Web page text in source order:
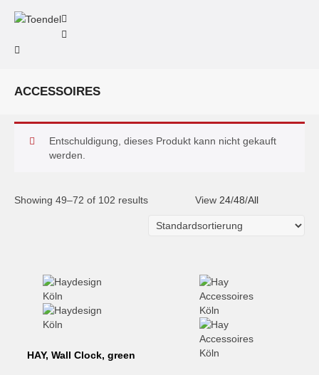
ACCESSOIRES
Entschuldigung, dieses Produkt kann nicht gekauft
werden.
Showing 49–72 of 102 results View 24/48/All
HAY, Wall Clock, green